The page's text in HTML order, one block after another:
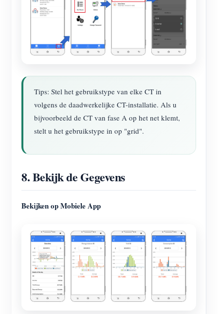
Tips: Stel het gebruikstype van elke CT in
volgens de daadwerkelijke CT-installatie. Als u
bijvoorbeeld de CT van fase A op het net klemt,
stelt u het gebruikstype in op "grid".
8. Bekijk de Gegevens
Bekijken op Mobiele App